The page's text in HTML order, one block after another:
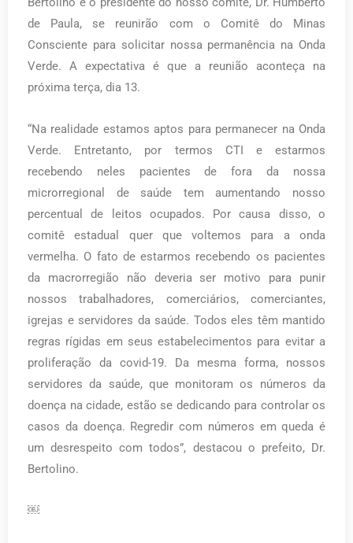
de Paula, se reunirão com o Comitê do Minas
Consciente para solicitar nossa permanência na Onda
Verde. A expectativa é que a reunião aconteça na
próxima terça, dia 13.
“Na realidade estamos aptos para permanecer na Onda
Verde. Entretanto, por termos CTI e estarmos
recebendo neles pacientes de fora da nossa
microrregional de saúde tem aumentando nosso
percentual de leitos ocupados. Por causa disso, o
comitê estadual quer que voltemos para a onda
vermelha. O fato de estarmos recebendo os pacientes
da macrorregião não deveria ser motivo para punir
nossos trabalhadores, comerciários, comerciantes,
igrejas e servidores da saúde. Todos eles têm mantido
regras rígidas em seus estabelecimentos para evitar a
proliferação da covid-19. Da mesma forma, nossos
servidores da saúde, que monitoram os números da
doença na cidade, estão se dedicando para controlar os
casos da doença. Regredir com números em queda é
um desrespeito com todos”, destacou o prefeito, Dr.
Bertolino.
￼